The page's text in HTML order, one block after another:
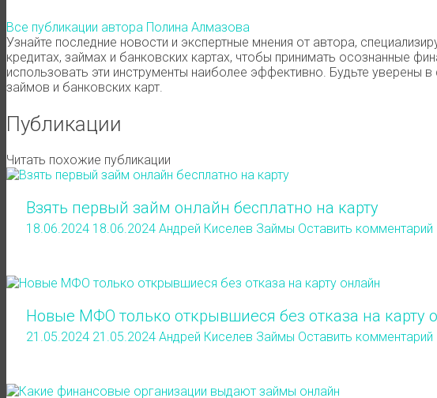
Все публикации автора Полина Алмазова
Узнайте последние новости и экспертные мнения от автора,
кредитах, займах и банковских картах, чтобы принимать осознанные
использовать эти инструменты наиболее эффективно. Будьте уверены
займов и банковских карт.
Публикации
Читать похожие публикации
Взять первый займ онлайн бесплатно на карту
18.06.2024 18.06.2024 Андрей Киселев Займы Оставить комментарий
Новые МФО только открывшиеся без отказа на карту
21.05.2024 21.05.2024 Андрей Киселев Займы Оставить комментарий